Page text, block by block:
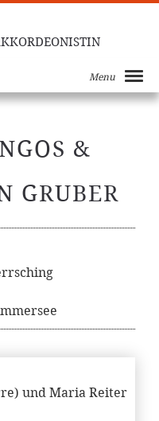
Menu
&
GRUBER
und Maria Reiter